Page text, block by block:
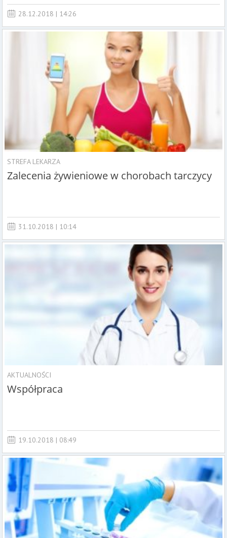
28.12.2018 | 14:26
STREFA LEKARZA
Zalecenia żywieniowe w chorobach tarczycy
31.10.2018 | 10:14
AKTUALNOŚCI
Współpraca
19.10.2018 | 08:49